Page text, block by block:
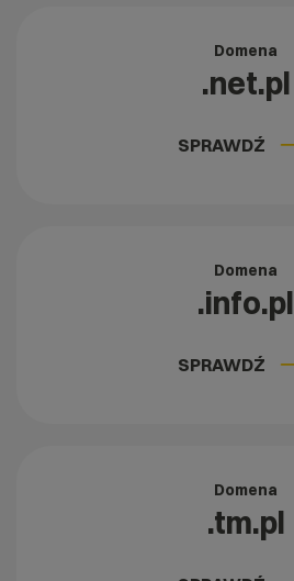
Domena
.net.pl
SPRAWDŹ
Domena
.info.pl
SPRAWDŹ
Domena
.tm.pl